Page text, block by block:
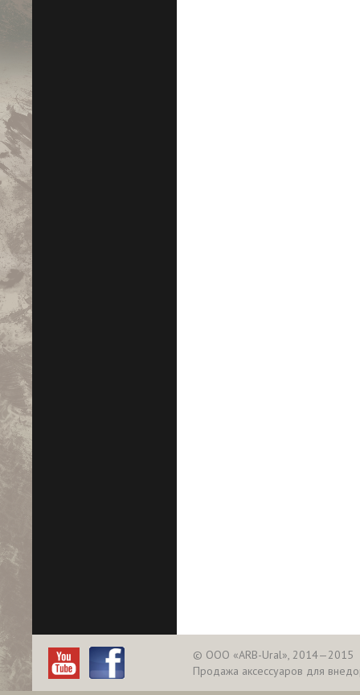
© ООО «ARB-Ural», 2014—2015
Продажа аксессуаров для